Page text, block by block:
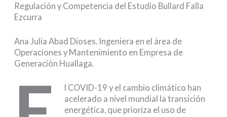
Regulación y Competencia del Estudio Bullard Falla
Ezcurra
Ana Julia Abad Dioses. Ingeniera en el área de
Operaciones y Mantenimiento en Empresa de
Generación Huallaga.
l COVID-19 y el cambio climático han
acelerado a nivel mundial la transición
energética, que prioriza el uso de